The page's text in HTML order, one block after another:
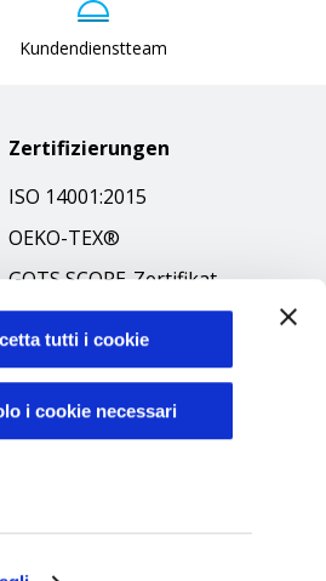
tutti i cookie
i cookie necessari
Kundendienstteam
Zertifizierungen
ISO 14001:2015
OEKO-TEX®
GOTS SCOPE-Zertifikat
GRS SCOPE-Zertifikat
Umweltpolitik
Produktsicherheit